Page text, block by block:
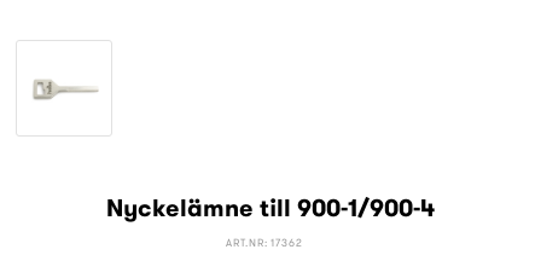
Nyckelämne till 900-1/900-4
ART.NR: 17362